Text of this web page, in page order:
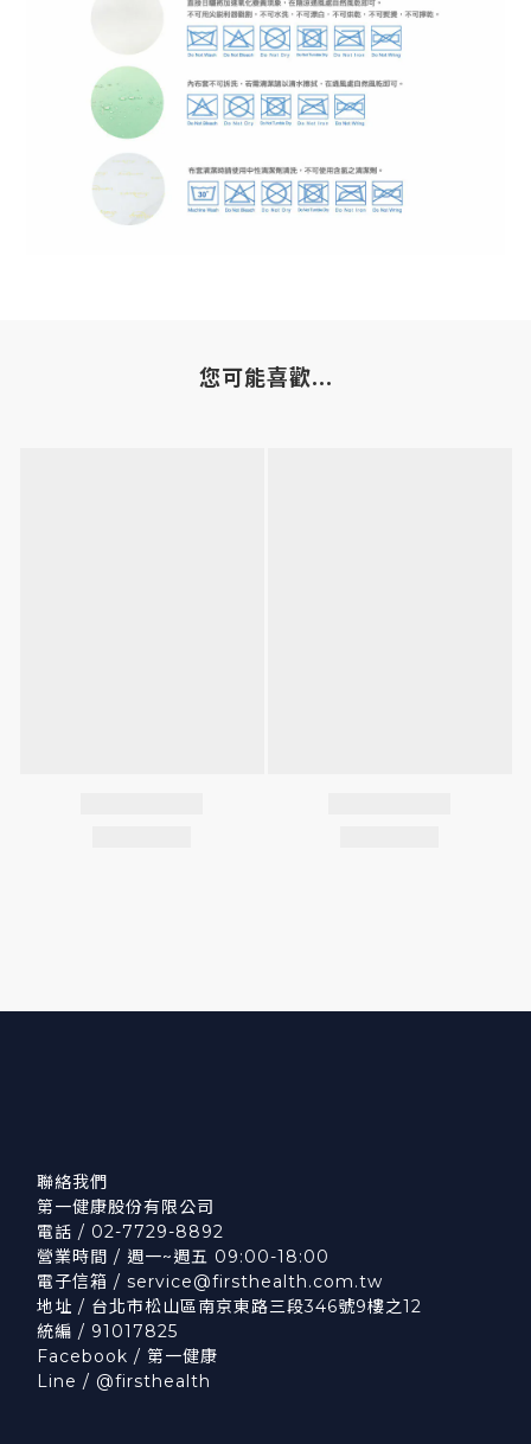
您可能喜歡...
聯絡我們
第一健康股份有限公司
電話 / 02-7729-8892
營業時間 / 週一~週五 09:00-18:00
電子信箱 / service@firsthealth.com.tw
地址 / 台北市松山區南京東路三段346號9樓之12
統編 / 91017825
Facebook / 第一健康
Line / @firsthealth